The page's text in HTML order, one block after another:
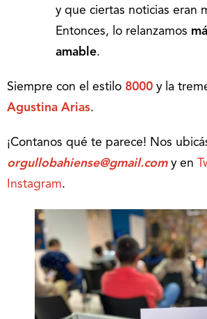
y que ciertas noticias eran
Entonces, lo relanzamos
amable.
Siempre con el estilo 8000 y la
Agustina Arias.
¡Contanos qué te parece! Nos
orgullobahiense@gmail.com y en
Instagram.